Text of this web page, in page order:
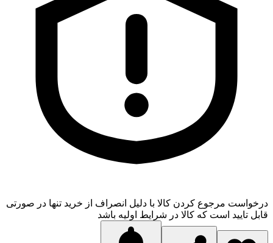
درخواست مرجوع کردن کالا با دلیل انصراف از خرید تنها در صورتی
قابل تایید است که کالا در شرایط اولیه باشد